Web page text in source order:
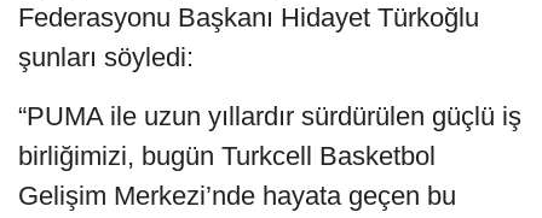
Federasyonu Başkanı Hidayet Türkoğlu
şunları söyledi:
“PUMA ile uzun yıllardır sürdürülen güçlü iş
birliğimizi, bugün Turkcell Basketbol
Gelişim Merkezi’nde hayata geçen bu